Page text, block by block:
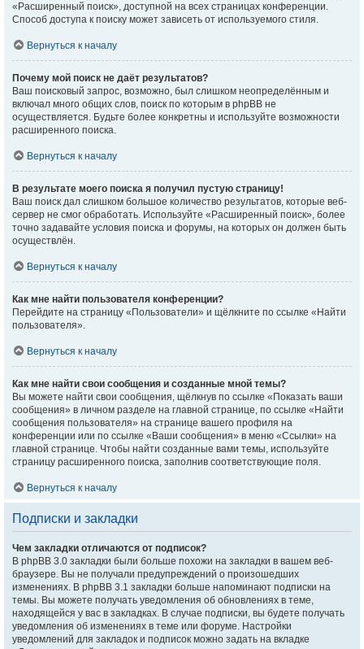
«Расширенный поиск», доступной на всех страницах конференции.
Способ доступа к поиску может зависеть от используемого стиля.
Вернуться к началу
Почему мой поиск не даёт результатов?
Ваш поисковый запрос, возможно, был слишком неопределённым и
включал много общих слов, поиск по которым в phpBB не
осуществляется. Будьте более конкретны и используйте возможности
расширенного поиска.
Вернуться к началу
В результате моего поиска я получил пустую страницу!
Ваш поиск дал слишком большое количество результатов, которые веб-
сервер не смог обработать. Используйте «Расширенный поиск», более
точно задавайте условия поиска и форумы, на которых он должен быть
осуществлён.
Вернуться к началу
Как мне найти пользователя конференции?
Перейдите на страницу «Пользователи» и щёлкните по ссылке «Найти
пользователя».
Вернуться к началу
Как мне найти свои сообщения и созданные мной темы?
Вы можете найти свои сообщения, щёлкнув по ссылке «Показать ваши
сообщения» в личном разделе на главной странице, по ссылке «Найти
сообщения пользователя» на странице вашего профиля на
конференции или по ссылке «Ваши сообщения» в меню «Ссылки» на
главной странице. Чтобы найти созданные вами темы, используйте
страницу расширенного поиска, заполнив соответствующие поля.
Вернуться к началу
Подписки и закладки
Чем закладки отличаются от подписок?
В phpBB 3.0 закладки были больше похожи на закладки в вашем веб-
браузере. Вы не получали предупреждений о произошедших
изменениях. В phpBB 3.1 закладки больше напоминают подписки на
темы. Вы можете получать уведомления об обновлениях в теме,
находящейся у вас в закладках. В случае подписки, вы будете получать
уведомления об изменениях в теме или форуме. Настройки
уведомлений для закладок и подписок можно задать на вкладке